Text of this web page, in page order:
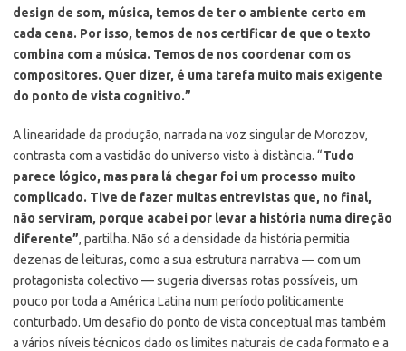
design de som, música, temos de ter o ambiente certo em
cada cena. Por isso, temos de nos certificar de que o texto
combina com a música. Temos de nos coordenar com os
compositores. Quer dizer, é uma tarefa muito mais exigente
do ponto de vista cognitivo.”
A linearidade da produção, narrada na voz singular de Morozov,
contrasta com a vastidão do universo visto à distância. “Tudo
parece lógico, mas para lá chegar foi um processo muito
complicado. Tive de fazer muitas entrevistas que, no final,
não serviram, porque acabei por levar a história numa direção
diferente”, partilha. Não só a densidade da história permitia
dezenas de leituras, como a sua estrutura narrativa — com um
protagonista colectivo — sugeria diversas rotas possíveis, um
pouco por toda a América Latina num período politicamente
conturbado. Um desafio do ponto de vista conceptual mas também
a vários níveis técnicos dado os limites naturais de cada formato e a